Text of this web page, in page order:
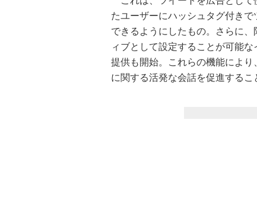
たユーザーにハッシュタグ付き
できるようにしたもの。さらに
ィブとして設定することが可能な
提供も開始。これらの機能によ
に関する活発な会話を促進するこ